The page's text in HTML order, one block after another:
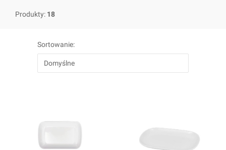
Produkty: 18
Sortowanie:
Domyślne